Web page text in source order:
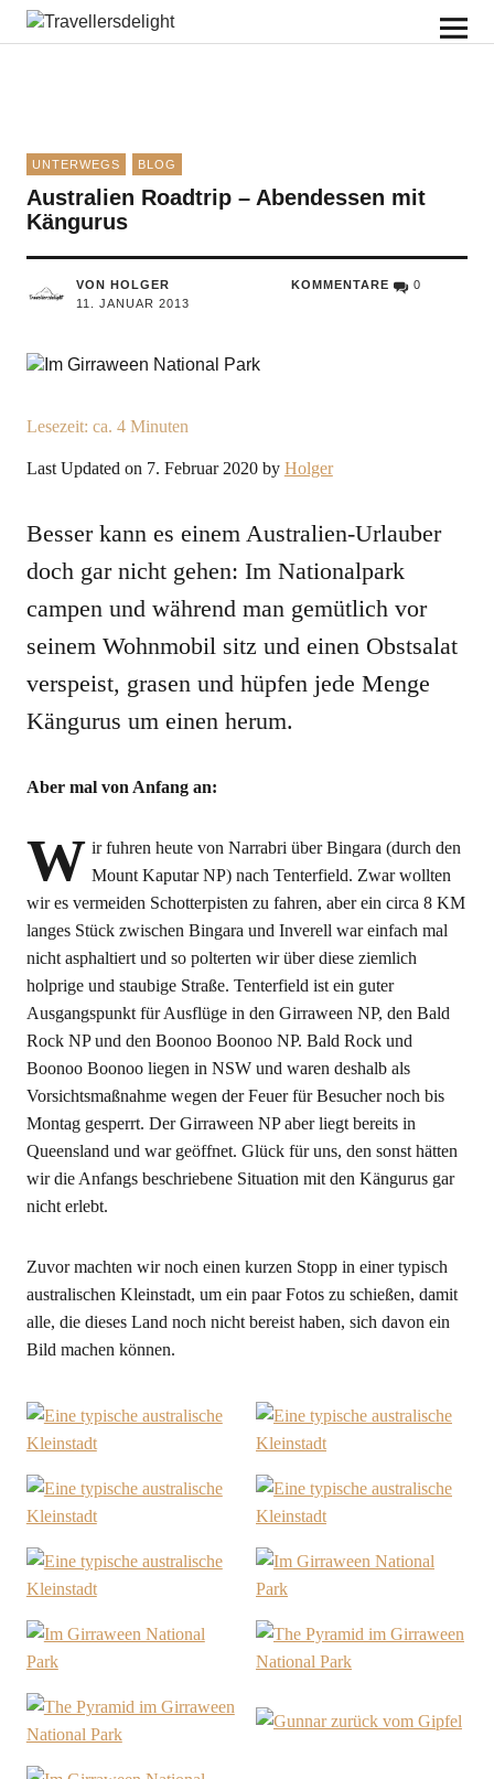
Travellersdelight
UNTERWEGS BLOG
Australien Roadtrip – Abendessen mit
Kängurus
VON HOLGER
11. JANUAR 2013
KOMMENTARE 0
Lesezeit: ca. 4 Minuten
Last Updated on 7. Februar 2020 by Holger
Besser kann es einem Australien-Urlauber
doch gar nicht gehen: Im Nationalpark
campen und während man gemütlich vor
seinem Wohnmobil sitz und einen Obstsalat
verspeist, grasen und hüpfen jede Menge
Kängurus um einen herum.
Aber mal von Anfang an:
W ir fuhren heute von Narrabri über Bingara (durch den
Mount Kaputar NP) nach Tenterfield. Zwar wollten
wir es vermeiden Schotterpisten zu fahren, aber ein circa 8 KM
langes Stück zwischen Bingara und Inverell war einfach mal
nicht asphaltiert und so polterten wir über diese ziemlich
holprige und staubige Straße. Tenterfield ist ein guter
Ausgangspunkt für Ausflüge in den Girraween NP, den Bald
Rock NP und den Boonoo Boonoo NP. Bald Rock und
Boonoo Boonoo liegen in NSW und waren deshalb als
Vorsichtsmaßnahme wegen der Feuer für Besucher noch bis
Montag gesperrt. Der Girraween NP aber liegt bereits in
Queensland und war geöffnet. Glück für uns, den sonst hätten
wir die Anfangs beschriebene Situation mit den Kängurus gar
nicht erlebt.
Zuvor machten wir noch einen kurzen Stopp in einer typisch
australischen Kleinstadt, um ein paar Fotos zu schießen, damit
alle, die dieses Land noch nicht bereist haben, sich davon ein
Bild machen können.